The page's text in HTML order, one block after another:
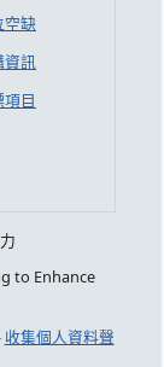
空缺
資訊
目
to Enhance
收集個人資料聲